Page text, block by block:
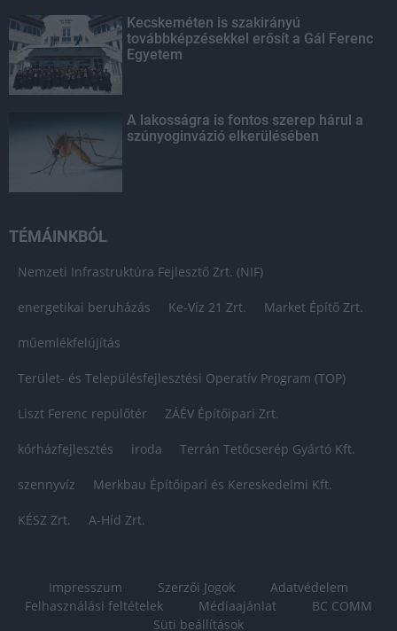
Kecskeméten is szakirányú
továbbképzésekkel erősít a Gál Ferenc
Egyetem
A lakosságra is fontos szerep hárul a
szúnyoginvázió elkerülésében
TÉMÁINKBÓL
Nemzeti Infrastruktúra Fejlesztő Zrt. (NIF)
energetikai beruházás Ke-Víz 21 Zrt. Market Építő Zrt.
műemlékfelújítás
Terület- és Településfejlesztési Operatív Program (TOP)
Liszt Ferenc repülőtér ZÁÉV Építőipari Zrt.
kórházfejlesztés iroda Terrán Tetőcserép Gyártó Kft.
szennyvíz Merkbau Építőipari és Kereskedelmi Kft.
KÉSZ Zrt. A-Híd Zrt.
Impresszum Szerzői Jogok
Adatvédelem
Felhasználási feltételek
Médiaajánlat
BC COMM
Süti beállítások